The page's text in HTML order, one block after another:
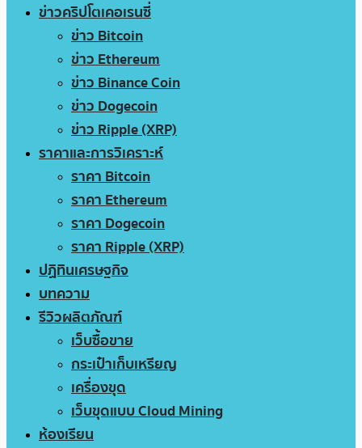
ข่าวคริปโตเคอเรนซี่
ข่าว Bitcoin
ข่าว Ethereum
ข่าว Binance Coin
ข่าว Dogecoin
ข่าว Ripple (XRP)
ราคาและการวิเคราะห์
ราคา Bitcoin
ราคา Ethereum
ราคา Dogecoin
ราคา Ripple (XRP)
ปฏิทินเศรษฐกิจ
บทความ
รีวิวผลิตภัณฑ์
เว็บซื้อขาย
กระเป๋าเก็บเหรียญ
เครื่องขุด
เว็บขุดแบบ Cloud Mining
ห้องเรียน